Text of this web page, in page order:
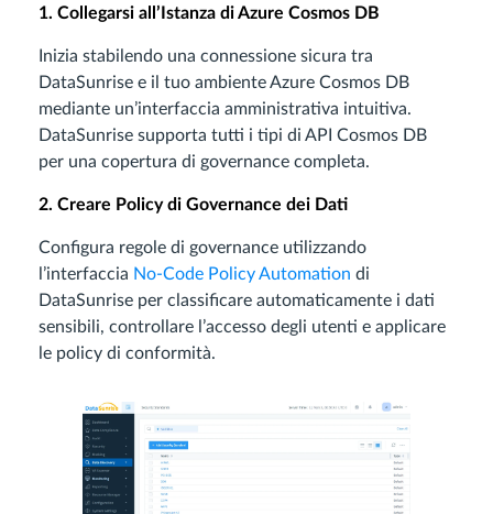
1. Collegarsi all’Istanza di Azure Cosmos DB
Inizia stabilendo una connessione sicura tra
DataSunrise e il tuo ambiente Azure Cosmos DB
mediante un’interfaccia amministrativa intuitiva.
DataSunrise supporta tutti i tipi di API Cosmos DB
per una copertura di governance completa.
2. Creare Policy di Governance dei Dati
Configura regole di governance utilizzando
l’interfaccia No-Code Policy Automation di
DataSunrise per classificare automaticamente i dati
sensibili, controllare l’accesso degli utenti e applicare
le policy di conformità.